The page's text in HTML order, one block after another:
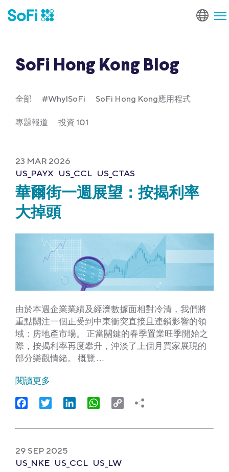
SoFi Hong Kong Blog
全部 #WhyISoFi SoFi Hong Kong應用程式
專題報道 投資 101
23 MAR 2026
US_PAYX US_CCL US_CTAS
華爾街一週展望：按揭利率
大掉頭
由於本週企業業績及經濟數據面相對冷清，我們將
重點關注一個正受到中東衝突直接且連鎖影響的領
域：房地產市場。 正當關鍵的春季置業旺季開始之
際，按揭利率再度攀升，沖淡了上個月買家展現的
部分樂觀情緒。 概覽 …
閱讀更多
FacebookTwitter LinkedIn WhatsApp
Copy
29 SEP 2025
US_NKE US_CCL US_LW